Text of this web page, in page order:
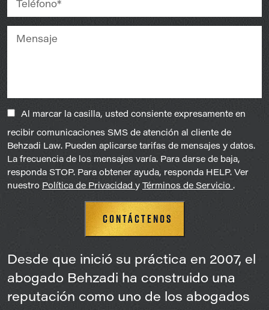
Al marcar la casilla, usted consiente expresamente en
recibir comunicaciones SMS de atención al cliente de
Behzadi Law. Pueden aplicarse tarifas de mensajes y datos.
La frecuencia de los mensajes varía. Para darse de baja,
responda STOP. Para obtener ayuda, responda HELP. Ver
nuestro Política de Privacidad y Términos de Servicio .
Desde que inició su práctica en 2007, el
abogado Behzadi ha construido una
reputación como uno de los abogados